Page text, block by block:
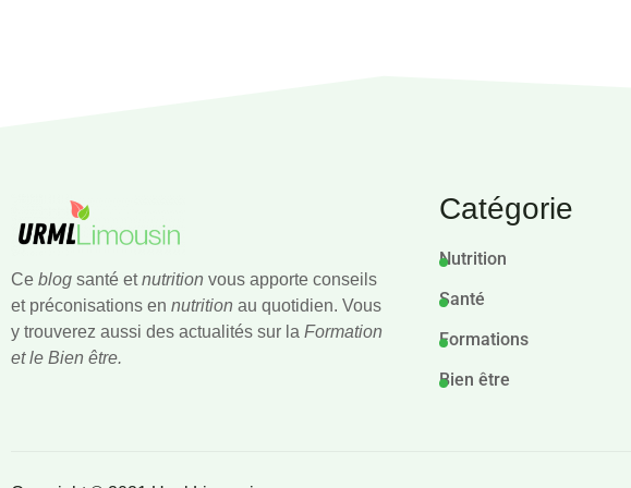
Ce blog santé etnutrition vous apporte conseils
et préconisations en nutrition au quotidien. Vous
y trouverez aussi des actualités sur la Formation
et le Bien être.
Catégorie
Nutrition
Santé
Formations
Bien être